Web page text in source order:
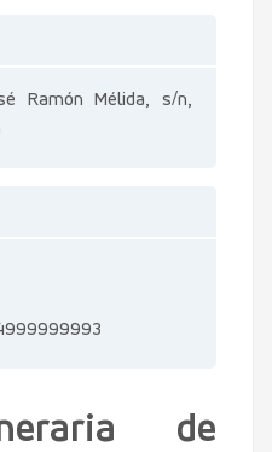
Ramón Mélida, s/n,
de